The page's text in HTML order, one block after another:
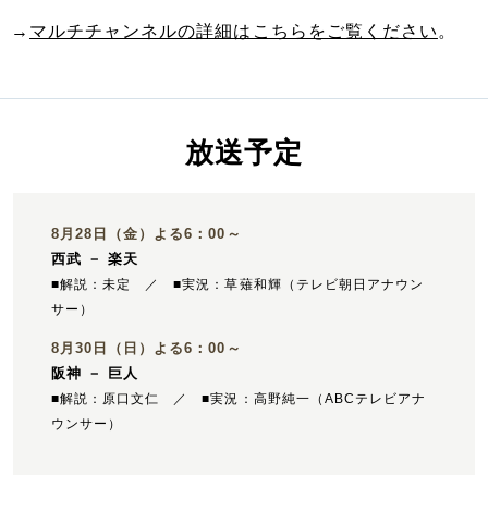
→ マルチチャンネルの詳細はこちらをご覧ください 。
放送予定
8月28日（金）よる6：00～
西武 － 楽天
■解説：未定 ／ ■実況：草薙和輝（テレビ朝日アナウン
サー）
8月30日（日）よる6：00～
阪神 － 巨人
■解説：原口文仁 ／ ■実況：高野純一（ABCテレビアナ
ウンサー）